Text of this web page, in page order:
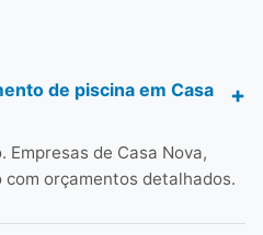
de piscina em Casa
Empresas de Casa Nova,
orçamentos detalhados.